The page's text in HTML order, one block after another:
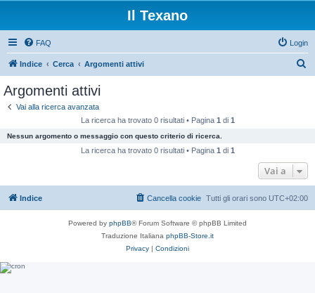
Il Texano
FAQ Login
Indice Cerca Argomenti attivi
Argomenti attivi
Vai alla ricerca avanzata
La ricerca ha trovato 0 risultati • Pagina 1 di 1
Nessun argomento o messaggio con questo criterio di ricerca.
La ricerca ha trovato 0 risultati • Pagina 1 di 1
Vai a
Indice Tutti gli orari sono UTC+02:00
Cancella cookie
Powered by phpBB® Forum Software © phpBB Limited
Traduzione Italiana phpBB-Store.it
Privacy | Condizioni